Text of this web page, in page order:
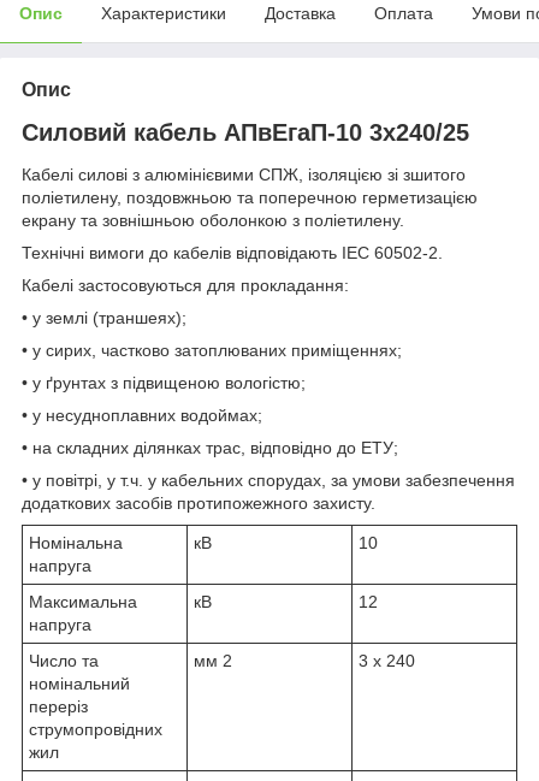
Опис Характеристики Доставка Оплата Умови
Опис
Силовий кабель АПвЕгаП-10 3х240/25
Кабелі силові з алюмінієвими СПЖ, ізоляцією зі зшитого
поліетилену, поздовжньою та поперечною герметизацією
екрану та зовнішньою оболонкою з поліетилену.
Технічні вимоги до кабелів відповідають IEC 60502-2.
Кабелі застосовуються для прокладання:
• у землі (траншеях);
• у сирих, частково затоплюваних приміщеннях;
• у ґрунтах з підвищеною вологістю;
• у несудноплавних водоймах;
• на складних ділянках трас, відповідно до ЕТУ;
• у повітрі, у т.ч. у кабельних спорудах, за умови забезпечення
додаткових засобів протипожежного захисту.
Номінальна
напруга
кВ 10
Максимальна
напруга
кВ 12
Число та
номінальний
переріз
струмопровідних
жил
мм 2 3 x 240